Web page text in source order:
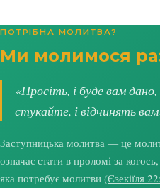
ПОТРІБНА МОЛИТВА?
Ми молимося
«Просіть, і буде вам
стукайте, і відчинять
Заступницька молитва — це
означає стати в проломі за
яка потребує молитви (Єзекіїля